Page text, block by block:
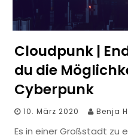
Cloudpunk |
du die
Cyberpunk
10. März 2020 Benja
Es in einer Großstadt zu